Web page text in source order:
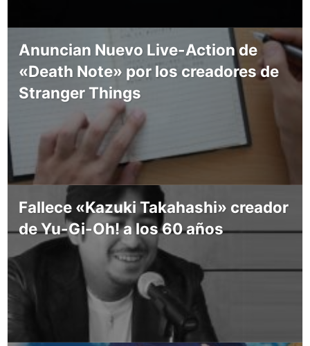
Anuncian Nuevo Live-Action de
«Death Note» por los creadores de
Stranger Things
Fallece «Kazuki Takahashi» creador
de Yu-Gi-Oh! a los 60 años